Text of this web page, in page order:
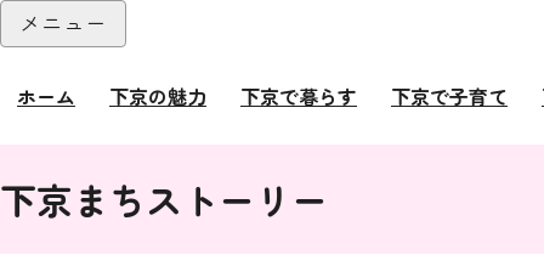
本文へ
メニュー
ホーム 下京の魅力 下京で暮らす 下京で子育て
下京まちストーリー